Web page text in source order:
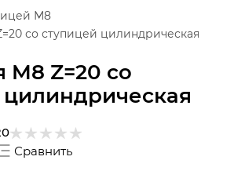
Z=20 со
М8
со ступицей цилиндрическая
Сравнить